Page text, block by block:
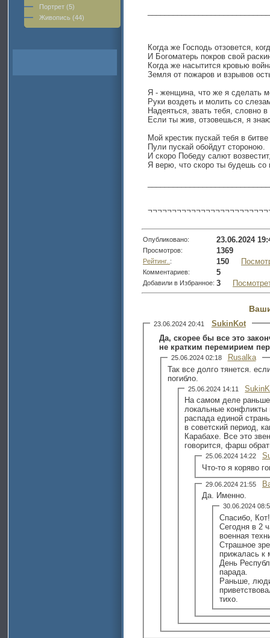
Портрет (5)
Живопись (44)
Когда же Господь отзовется,
И Богоматерь покров свой
Когда же насытится кровью
Земля от пожаров и взрывов
Я - женщина, что же я сделать
Руки воздеть и молить со
Надеяться, звать тебя, словно в
Если ты жив, отзовешься, я
Мой крестик пускай тебя в битве
Пули пускай обойдут стороною.
И скоро Победу салют
Я верю, что скоро ты будешь
Опубликовано: 23.06.2024
Просмотров: 1369
Рейтинг.. : 150
Комментариев: 5
Добавили в Избранное: 3
23.06.2024 20:41
SukinKot
Да, скорее бы все это
не кратким перемирием
25.06.2024 02:18
Rusalka
Так все долго тянется.
погибло.
25.06.2024 14:11
На самом деле
локальные конфликты
распада единой
в советский период,
Карабахе. Все это
говорится, фарш
25.06.2024 14:22
Что-то я коряво
29.06.2024 21:55
Да. Именно.
30.06.2024
Спасибо,
Сегодня в 2
военная
Страшное
прижалась к
День
парада.
Раньше,
тихо.